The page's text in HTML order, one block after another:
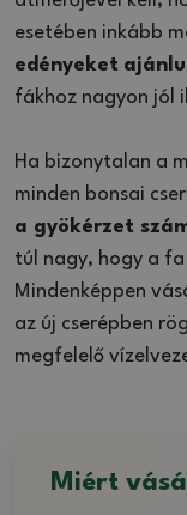
esetében inkább
edényeket
fákhoz nagyon jól
Ha bizonytalan a
minden bonsai
a gyökérzet
túl nagy, hogy a
Mindenképpen
az új cserépben
megfelelő
Miért